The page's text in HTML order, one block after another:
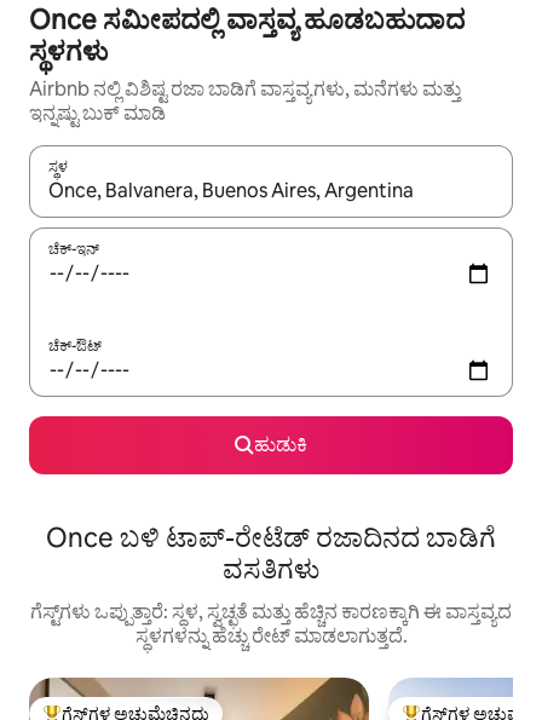
Once ಸಮೀಪದಲ್ಲಿ ವಾಸ್ತವ್ಯ ಹೂಡಬಹುದಾದ
ಸ್ಥಳಗಳು
Airbnb ನಲ್ಲಿ ವಿಶಿಷ್ಟ ರಜಾ ಬಾಡಿಗೆ ವಾಸ್ತವ್ಯಗಳು, ಮನೆಗಳು ಮತ್ತು
ಇನ್ನಷ್ಟು ಬುಕ್ ಮಾಡಿ
ಸ್ಥಳ
ಫಲಿತಾಂಶಗಳು ಲಭ್ಯವಿರುವಾಗ, ಅಪ್ ಮತ್ತು ಡೌನ್ ಬಾಣದ ಕೀಲಿಗಳೊಂದಿಗೆ
ಚೆಕ್-ಇನ್
ಚೆಕ್-ಔಟ್
ಹುಡುಕಿ
Once ಬಳಿ ಟಾಪ್-ರೇಟೆಡ್ ರಜಾದಿನದ ಬಾಡಿಗೆ
ವಸತಿಗಳು
ಗೆಸ್ಟ್‌ಗಳು ಒಪ್ಪುತ್ತಾರೆ: ಸ್ಥಳ, ಸ್ವಚ್ಛತೆ ಮತ್ತು ಹೆಚ್ಚಿನ ಕಾರಣಕ್ಕಾಗಿ ಈ ವಾಸ್ತವ್ಯದ
ಸ್ಥಳಗಳನ್ನು ಹೆಚ್ಚು ರೇಟ್ ಮಾಡಲಾಗುತ್ತದೆ.
ಗೆಸ್ಟ್‌ಗಳ ಅಚ್ಚುಮೆಚ್ಚಿನದು ಗೆಸ್ಟ್‌ಗಳ